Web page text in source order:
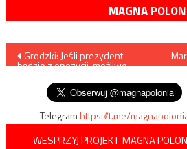
MAGNA
Nawigacja
wpisu
Grodzki: Jeśli prezydent
będzie z opozycji, możliwe
Telegramhttps://t.me/
WESPRZYJ PROJEKT MAGNA